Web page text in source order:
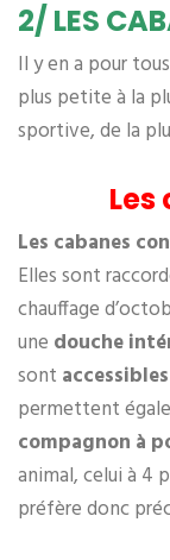
2/ LES
Il y en a pour
plus petite à la
sportive, de la
Les cabanes
Elles sont
chauffage
une douche
sont
permettent
compagnon à
animal, celui à 4
préfère donc